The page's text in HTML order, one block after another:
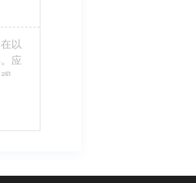
以
应
，
身
出